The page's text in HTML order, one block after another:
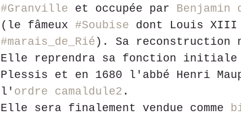
#Granville et occupée par Benjamin
(le fâmeux #Soubise dont Louis XIII
#marais_de_Rié ). Sa reconstruction
Elle reprendra sa fonction initiale
Plessis et en 1680 l'abbé Henri
l' ordre camaldule2 .
Elle sera finalement vendue comme